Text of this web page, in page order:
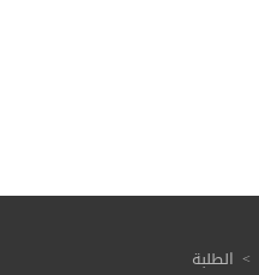
الطلبة